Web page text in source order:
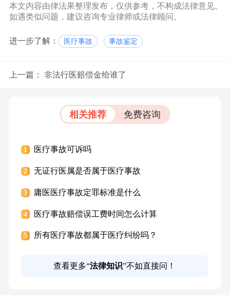
本文内容由律法果整理发布，仅供参考，不构成法律意见。
如遇类似问题，建议咨询专业律师或法律顾问。
进一步了解： 医疗事故 事故鉴定
上一篇： 非法行医赔偿金给谁了
相关推荐 免费咨询
1 医疗事故可诉吗
2 无证行医属是否属于医疗事故
3 庸医医疗事故定罪标准是什么
4 医疗事故赔偿误工费时间怎么计算
5 所有医疗事故都属于医疗纠纷吗？
查看更多“法律知识”不如直接问！